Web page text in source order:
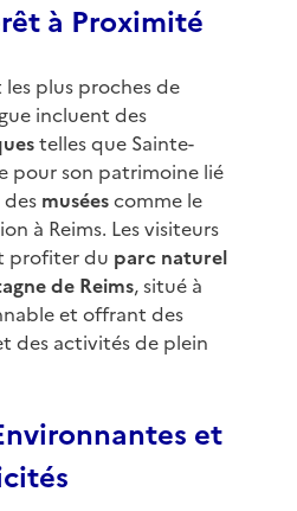
à Proximité
plus proches de
incluent des
telles que Sainte-
pour son patrimoine lié
muséescomme le
à Reims. Les visiteurs
profiter du parc naturel
de Reims, situé à
et offrant des
des activités de plein
et